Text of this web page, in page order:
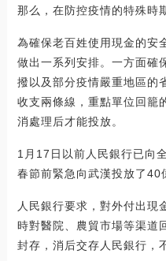
那么，在防控疫情的特殊時
為確保老百姓使用現金的安
做出一系列安排。一方面確
撥以及部分疫情嚴重地區的
收支兩條線，重點單位回籠
消處理后才能投放。
1月17日以前人民銀行已向
春節前緊急向武漢投放了40
人民銀行要求，對外付出現
時對醫院、農貿市場等渠道
封存，消后交存人民銀行，